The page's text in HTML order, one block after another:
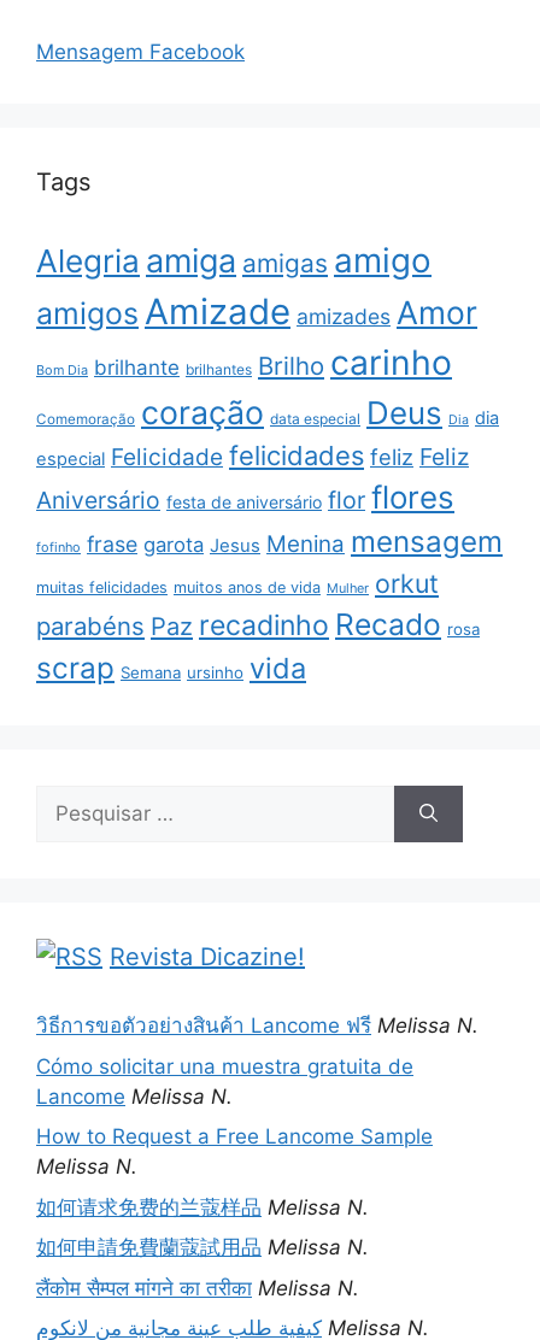
Mensagem Facebook
Tags
Alegria amiga amigas amigo
amigos Amizade amizades Amor
Bom Dia brilhante brilhantes Brilho carinho
Comemoração coração data especial Deus Dia dia
especial Felicidade felicidades feliz Feliz
Aniversário festa de aniversário flor flores
fofinho frase garota Jesus Menina mensagem
muitas felicidades muitos anos de vida Mulher orkut
parabéns Paz recadinho Recado rosa
scrap Semana ursinho vida
Pesquisar
Revista Dicazine!
วิธีการขอตัวอย่างสินค้า Lancome ฟรี Melissa N.
Cómo solicitar una muestra gratuita de
Lancome Melissa N.
How to Request a Free Lancome Sample
Melissa N.
如何请求免费的兰蔻样品 Melissa N.
如何申請免費蘭蔻試用品 Melissa N.
लैंकोम सैम्पल मांगने का तरीका Melissa N.
كيفية طلب عينة مجانية من لانكوم Melissa N.